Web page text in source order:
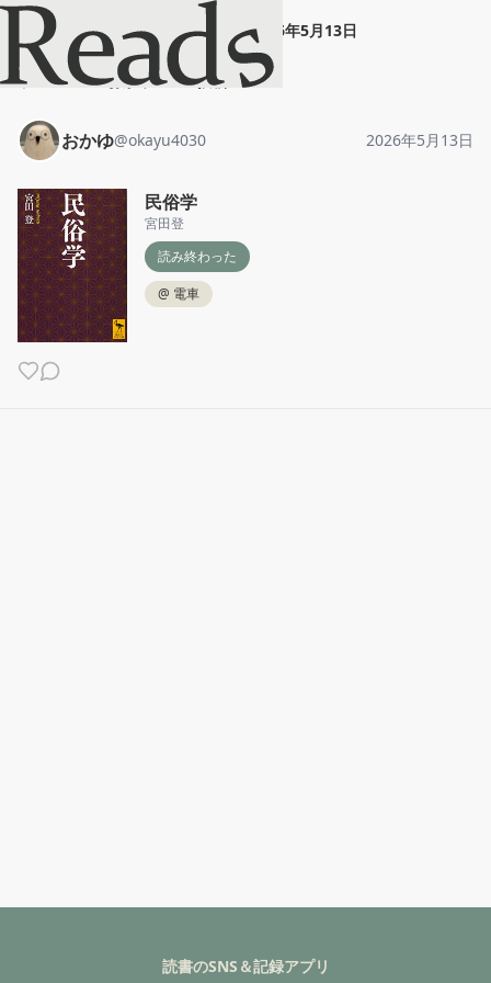
おかゆ"民俗学" 2026年5月13日
ホーム おかゆ 投稿
おかゆ@okayu4030 2026年5月13日
民俗学
宮田登
読み終わった
@ 電車
読書のSNS＆記録アプリ